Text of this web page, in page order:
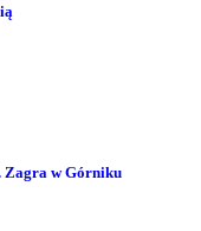
Zagra w Górniku